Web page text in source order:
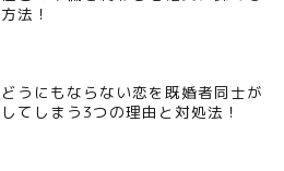
方法！
どうにもならない恋を既婚者同士が
してしまう3つの理由と対処法！